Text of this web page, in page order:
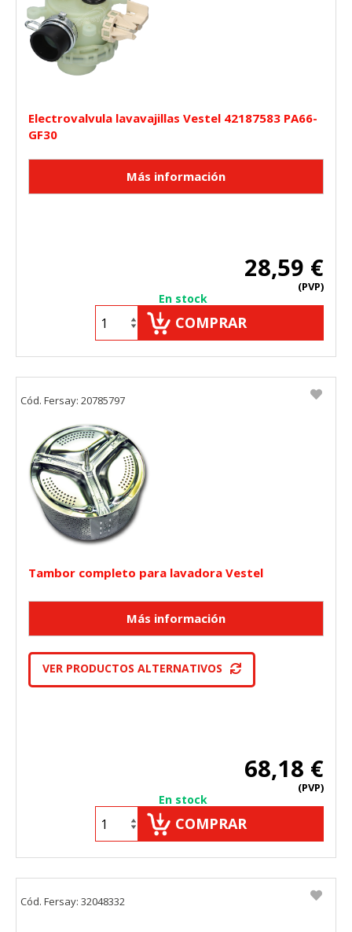
Electrovalvula lavavajillas Vestel 42187583 PA66-
GF30
28,59 €
(PVP)
En stock
COMPRAR
Tambor completo para lavadora Vestel
VER PRODUCTOS ALTERNATIVOS
68,18 €
(PVP)
En stock
COMPRAR
Cód. Fersay: 20785797
Cód. Fersay: 32048332